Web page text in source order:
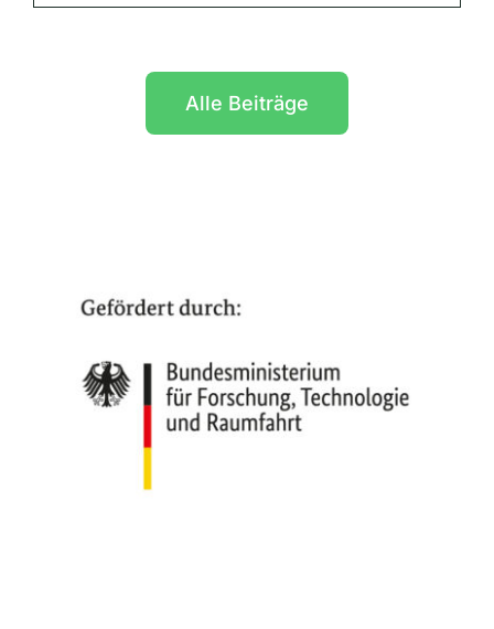
Alle Beiträge